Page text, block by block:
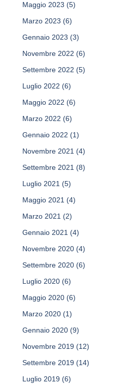
Maggio 2023 (5)
Marzo 2023 (6)
Gennaio 2023 (3)
Novembre 2022 (6)
Settembre 2022 (5)
Luglio 2022 (6)
Maggio 2022 (6)
Marzo 2022 (6)
Gennaio 2022 (1)
Novembre 2021 (4)
Settembre 2021 (8)
Luglio 2021 (5)
Maggio 2021 (4)
Marzo 2021 (2)
Gennaio 2021 (4)
Novembre 2020 (4)
Settembre 2020 (6)
Luglio 2020 (6)
Maggio 2020 (6)
Marzo 2020 (1)
Gennaio 2020 (9)
Novembre 2019 (12)
Settembre 2019 (14)
Luglio 2019 (6)